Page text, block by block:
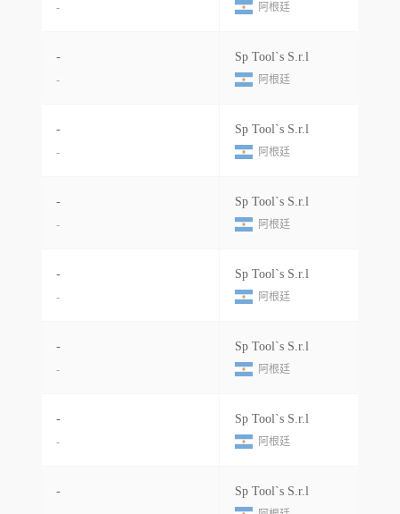
- 阿根廷
-
-
Sp Tool`s S.r.l
阿根廷
-
-
Sp Tool`s S.r.l
阿根廷
-
-
Sp Tool`s S.r.l
阿根廷
-
-
Sp Tool`s S.r.l
阿根廷
-
-
Sp Tool`s S.r.l
阿根廷
-
-
Sp Tool`s S.r.l
阿根廷
- Sp Tool`s S.r.l